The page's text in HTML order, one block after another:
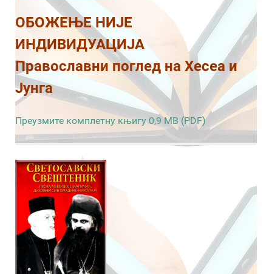
ОБОЖЕЊЕ НИЈЕ
ИНДИВИДУАЦИЈА
Православни поглед на Хесеа и
Јунга
Преузмите комплетну књигу 0,9 MB (PDF)